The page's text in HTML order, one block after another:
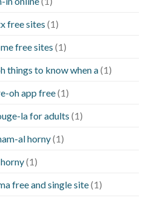
free sites (1)
free sites (1)
things to know when a(1)
oh app free(1)
la for adults (1)
al horny(1)
(1)
free and single site(1)